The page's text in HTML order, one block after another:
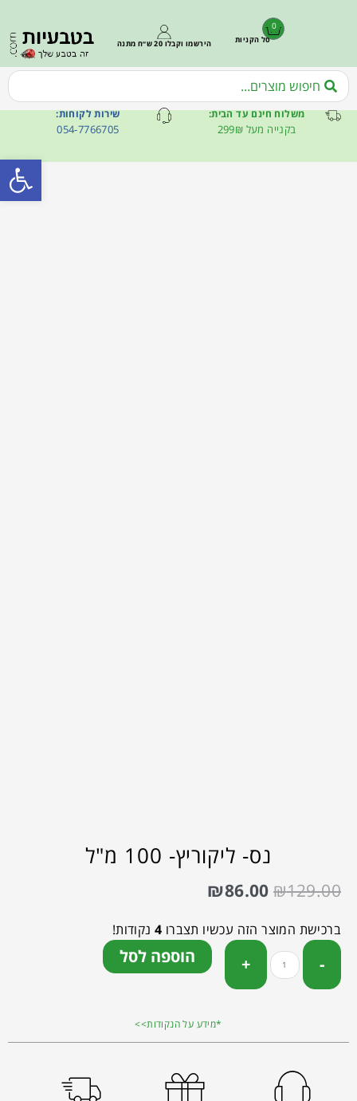
0
סל הקניות הירשמו וקבלו 20 ש״ח מתנה
משלוח חינם עד הבית:
בקנייה מעל 299₪
שירות לקוחות:
054-7766705
נס- ליקוריץ- 100 מ"ל
₪129.00
₪86.00
ברכישת המוצר הזה עכשיו תצברו 4 נקודות!
הוספה לסל
*מידע על הנקודות>>
פתח